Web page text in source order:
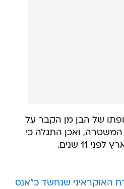
של הבן מן הקבר על
ואכן התגלה כי
11 שנים.
האוקראיני שנחשד כ"אנס